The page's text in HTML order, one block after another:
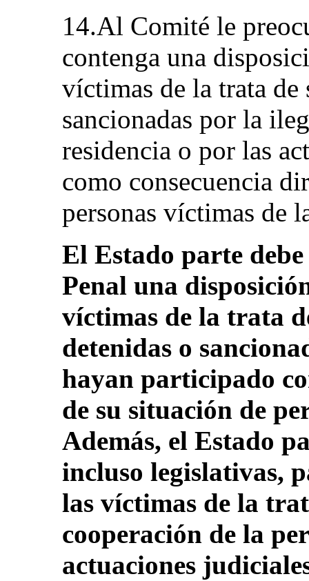
14.Al Comité le
contenga una
víctimas de la trata de
sancionadas por la
residencia o por las
como consecuencia
personas víctimas de
El Estado parte
Penal una
víctimas de la trata
detenidas o
hayan participado
de su situación de
Además, el Estado
incluso legislativas,
las víctimas de la
cooperación de la
actuaciones